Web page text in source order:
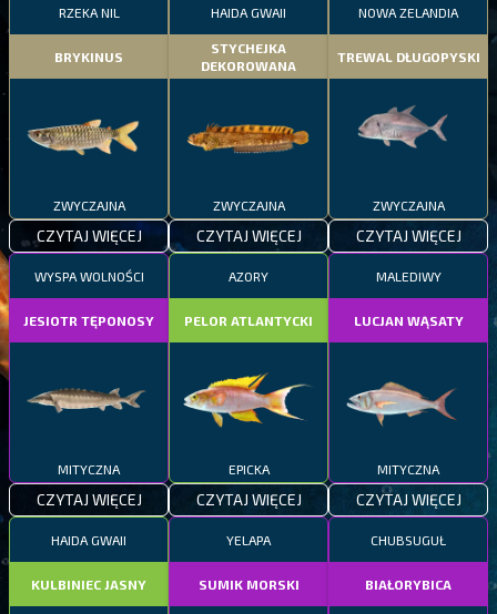
RZEKA NIL
BRYKINUS
ZWYCZAJNA
CZYTAJ WIĘCEJ
HAIDA GWAII
STYCHEJKA
DEKOROWANA
ZWYCZAJNA
CZYTAJ WIĘCEJ
NOWA ZELANDIA
TREWAL DŁUGOPYSKI
ZWYCZAJNA
CZYTAJ WIĘCEJ
WYSPA WOLNOŚCI
JESIOTR TĘPONOSY
MITYCZNA
CZYTAJ WIĘCEJ
AZORY
PELOR ATLANTYCKI
EPICKA
CZYTAJ WIĘCEJ
MALEDIWY
LUCJAN WĄSATY
MITYCZNA
CZYTAJ WIĘCEJ
HAIDA GWAII
KULBINIEC JASNY
YELAPA
SUMIK MORSKI
CHUBSUGUŁ
BIAŁORYBICA